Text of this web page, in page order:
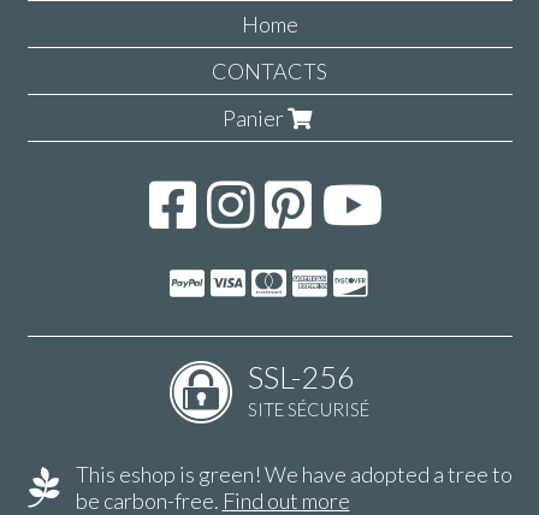
Home
CONTACTS
Panier
SSL-256
SITE SÉCURISÉ
This eshop is green! We have adopted a tree to
be carbon-free. Find out more